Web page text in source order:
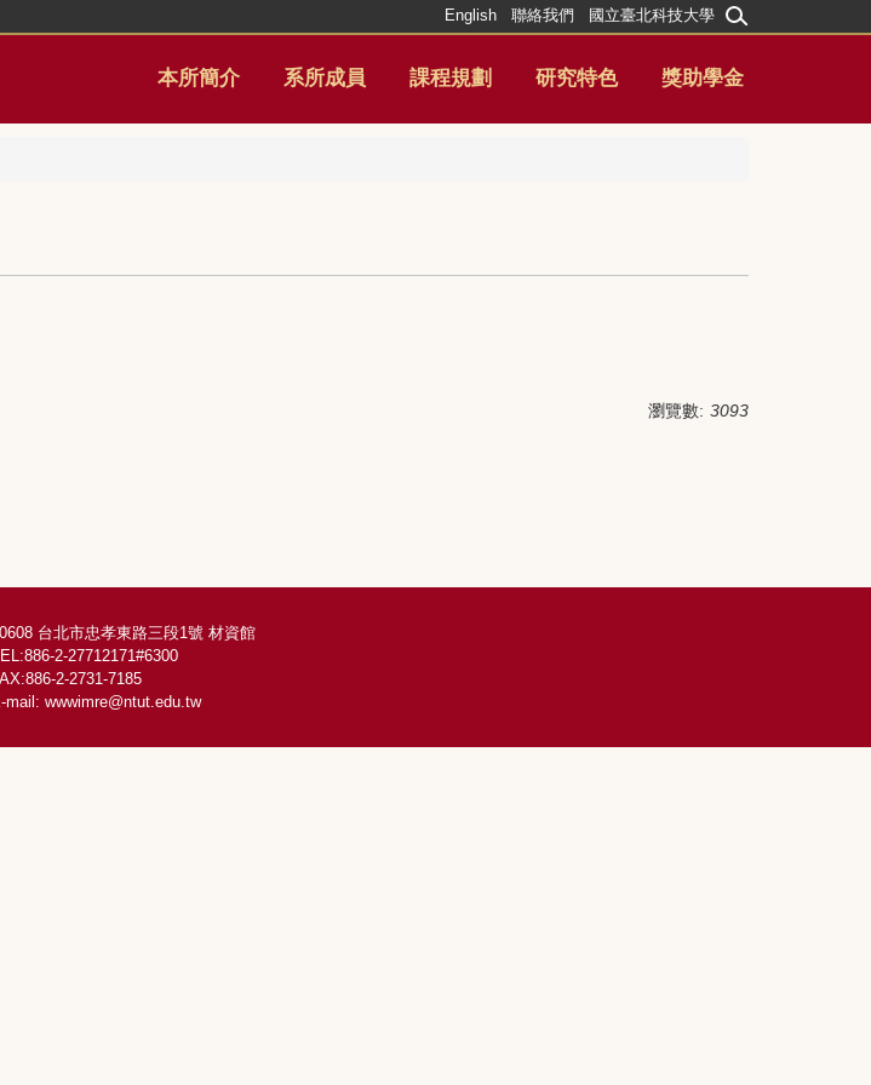
本所簡介 系所成員 課程規劃 研究特色 獎助學金
English 聯絡我們 國立臺北科技大學
瀏覽數: 3093
台北市忠孝東路三段1號 材資館
2-27712171#6300
2-2731-7185
mail: wwwimre@ntut.edu.tw